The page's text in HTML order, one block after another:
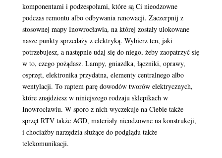
komponentami i podzespołami, które są Ci nieodzowne
podczas remontu albo odbywania renowacji. Zaczerpnij z
stosownej mapy Inowrocławia, na której zostały ulokowane
nasze punkty sprzedaży z elektryką. Wybierz ten, jaki
potrzebujesz, a następnie udaj się do niego, żeby zaopatrzyć się
w to, czego pożądasz. Lampy, gniazdka, łączniki, oprawy,
osprzęt, elektronika przydatna, elementy centralnego albo
wentylacji. To raptem parę dowodów tworów elektrycznych,
które znajdziesz w niniejszego rodzaju sklepikach w
Inowrocławiu. W sporo z nich wyczekuje na Ciebie także
sprzęt RTV także AGD, materiały nieodzowne na konstrukcji,
i chociażby narzędzia służące do podglądu także
telekomunikacji.